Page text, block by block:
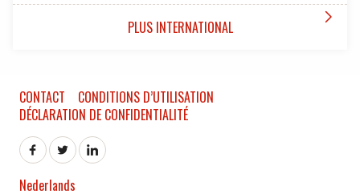
PLUS INTERNATIONAL 
CONTACT
CONDITIONS D’UTILISATION
DÉCLARATION DE CONFIDENTIALITÉ
Nederlands